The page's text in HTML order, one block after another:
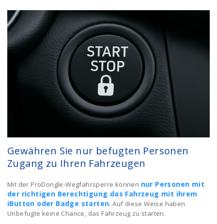
Gewähren Sie nur befugten Personen
Zugang zu Ihren Fahrzeugen
Mit der ProDongle-Wegfahrsperre können nur Personen mit
der richtigen Berechtigung das Fahrzeug mit ihrem
iButton oder Badge starten. Auf diese Weise haben
Unbefugte keine Chance, das Fahrzeug zu starten.